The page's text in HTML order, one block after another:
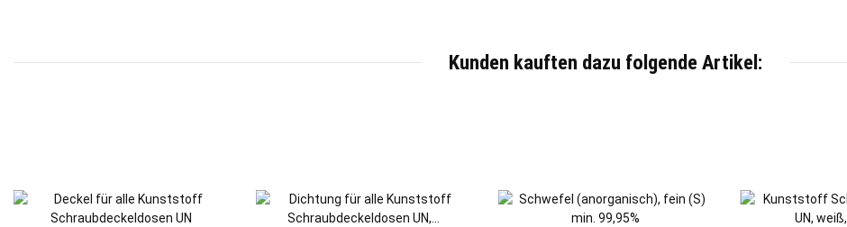
Kunden kauften dazu folgende Artikel: